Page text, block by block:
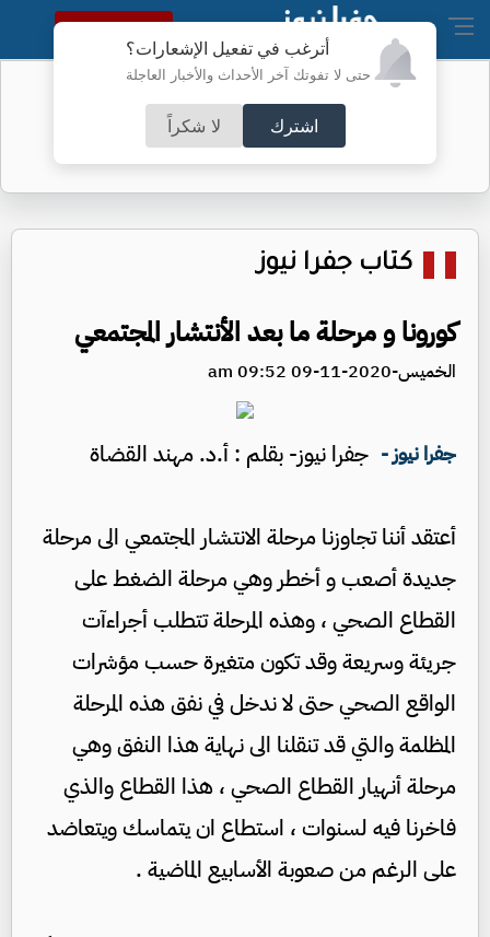
أترغب في تفعيل الإشعارات؟
حتى لا تفوتك آخر الأحداث والأخبار العاجلة
اشترك لا شكراً
النسخة الكاملة
كتاب جفرا نيوز
كورونا و مرحلة ما بعد الأنتشار المجتمعي
الخميس-2020-11-09 09:52 am
جفرا نيوز - جفرا نيوز- بقلم : أ.د. مهند القضاة
أعتقد أننا تجاوزنا مرحلة الانتشار المجتمعي الى مرحلة
جديدة أصعب و أخطر وهي مرحلة الضغط على
القطاع الصحي ، وهذه المرحلة تتطلب أجراءآت
جريئة وسريعة وقد تكون متغيرة حسب مؤشرات
الواقع الصحي حتى لا ندخل في نفق هذه المرحلة
المظلمة والتي قد تنقلنا الى نهاية هذا النفق وهي
مرحلة أنهيار القطاع الصحي ، هذا القطاع والذي
فاخرنا فيه لسنوات ، استطاع ان يتماسك ويتعاضد
على الرغم من صعوبة الأسابيع الماضية .